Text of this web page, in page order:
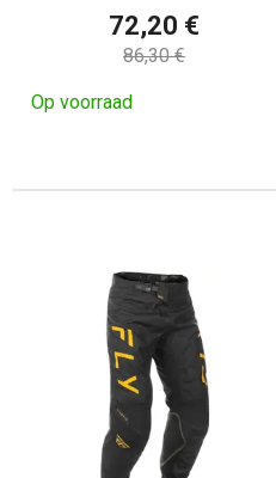
72,20 €
86,30 €
Op voorraad